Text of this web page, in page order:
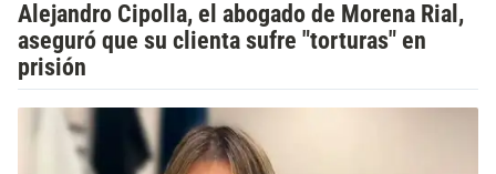
Alejandro Cipolla, el abogado de Morena Rial,
aseguró que su clienta sufre "torturas" en
prisión